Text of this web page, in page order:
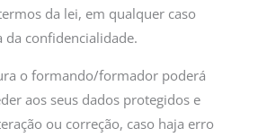
da lei, em qualquer caso
da confidencialidade.
o formando/formador poderá
aos seus dados protegidos e
ou correção, caso haja erro